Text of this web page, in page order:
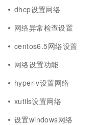
dhcp设置网络
网络异常检查设置
centos6.5网络设置
网络设置功能
hyper-v设置网络
xutils设置网络
设置windows网络